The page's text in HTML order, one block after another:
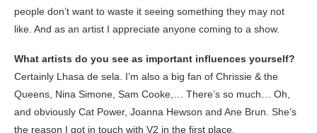
people don’t want to waste it seeing something they may not
like. And as an artist I appreciate anyone coming to a show.
What artists do you see as important influences yourself?
Certainly Lhasa de sela. I’m also a big fan of Chrissie & the
Queens, Nina Simone, Sam Cooke,… There’s so much… Oh,
and obviously Cat Power, Joanna Hewson and Ane Brun. She’s
the reason I got in touch with V2 in the first place.